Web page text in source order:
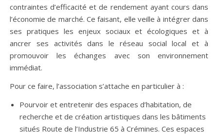
contraintes d’efficacité et de rendement ayant cours dans
l’économie de marché. Ce faisant, elle veille à intégrer dans
ses pratiques les enjeux sociaux et écologiques et à
ancrer ses activités dans le réseau social local et à
promouvoir les échanges avec son environnement
immédiat.
Pour ce faire, l’association s’attache en particulier à :
Pourvoir et entretenir des espaces d’habitation, de
recherche et de création artistiques dans les bâtiments
situés Route de l’Industrie 65 à Crémines. Ces espaces